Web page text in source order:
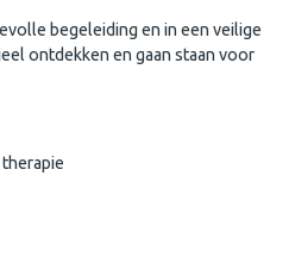
begeleiding en in een veilige
ontdekken en gaan staan voor